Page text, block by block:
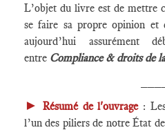
L’objet du livre est de mettre
se faire sa propre opinion
aujourd’hui assurément
entre Compliance & droits de
► Résumé de l'ouvrage :
l’un des piliers de notre État